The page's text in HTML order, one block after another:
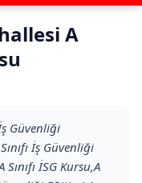
A
Güvenliği
İş Güvenliği
İSG Kursu,A